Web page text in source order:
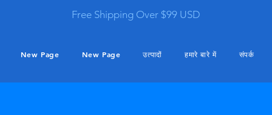
Free Shipping Over $99 USD
New Page New Page उत्पादों हमारे बारे में संपर्क